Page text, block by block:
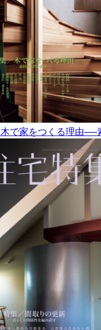
木で家をつくる理由──